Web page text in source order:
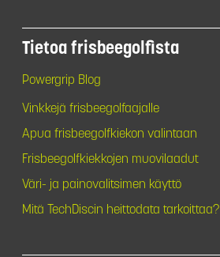
Tietoa frisbeegolfista
Powergrip Blog
Vinkkejä frisbeegolfaajalle
Apua frisbeegolfkiekon valintaan
Frisbeegolfkiekkojen muovilaadut
Väri- ja painovalitsimen käyttö
Mitä TechDiscin heittodata tarkoittaa?